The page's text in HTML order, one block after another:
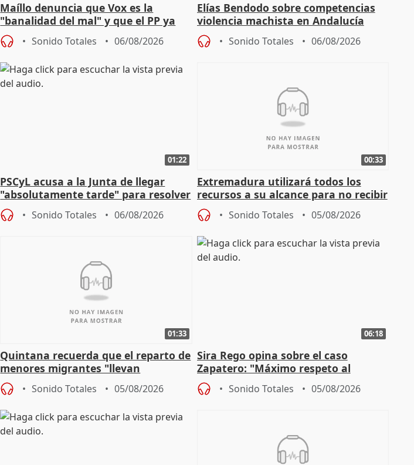
Maíllo denuncia que Vox es la
"banalidad del mal" y que el PP ya
asume todas sus tesis
Sonido Totales 06/08/2026
Elías Bendodo sobre competencias
violencia machista en Andalucía
Sonido Totales 06/08/2026
01:22
PSCyL acusa a la Junta de llegar
"absolutamente tarde" para resolver
problemas como Newcastle
Sonido Totales 06/08/2026
00:33
Extremadura utilizará todos los
recursos a su alcance para no recibir
más menores migrantes
Sonido Totales 05/08/2026
01:33
Quintana recuerda que el reparto de
menores migrantes "llevan
aportación del Gobierno" central
Sonido Totales 05/08/2026
06:18
Sira Rego opina sobre el caso
Zapatero: "Máximo respeto al
proceso judicial"
Sonido Totales 05/08/2026